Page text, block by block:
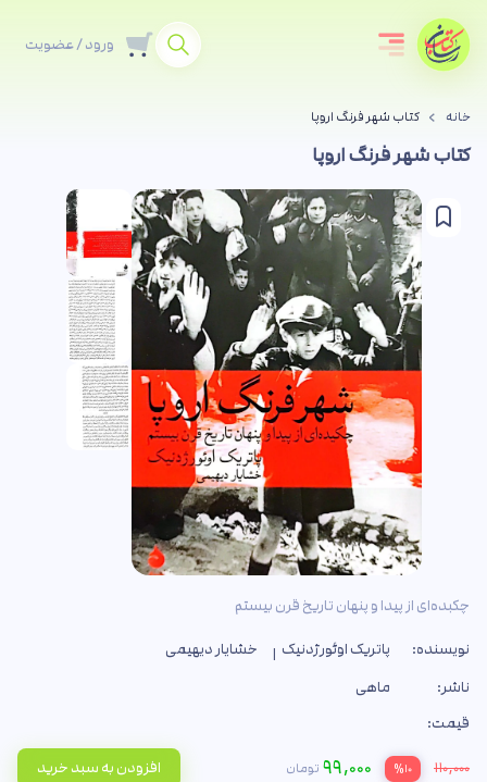
ورود / عضویت
خانه کتاب شهر فرنگ اروپا
کتاب شهر فرنگ اروپا
چکبده‌ای از پیدا و پنهان تاریخ قرن بیستم
نویسنده: پاتریک اوئورژدنیک
خشایار دیهیمی
ناشر:
ماهی
قیمت:
۱۱۰,۰۰۰ %۱۰ ۹۹,۰۰۰ تومان افزودن به سبد خرید